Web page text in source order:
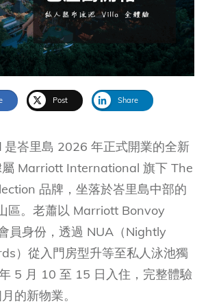
Post Share
是峇里島 2026 年正式開業的全新
屬 Marriott International 旗下 The
品牌，坐落於峇里島中部的
區。老蕭以 Marriott Bonvoy
員身份，透過 NUA（Nightly
）從入門房型升等至私人泳池獨
5 月 10 至 15 日入住，完整體驗
的新物業。